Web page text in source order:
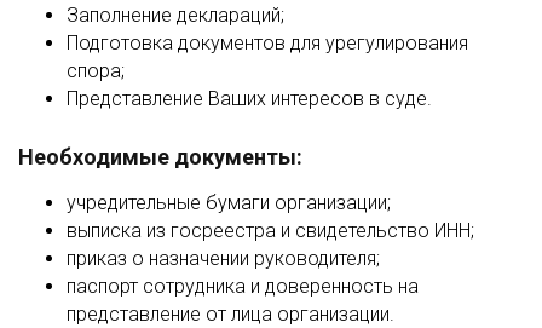
Заполнение деклараций;
Подготовка документов для урегулирования
спора;
Представление Ваших интересов в суде.
Необходимые документы:
учредительные бумаги организации;
выписка из госреестра и свидетельство ИНН;
приказ о назначении руководителя;
паспорт сотрудника и доверенность на
представление от лица организации.